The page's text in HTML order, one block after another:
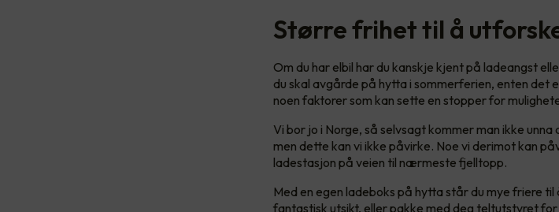
Større frihet til å
Om du har elbil har du kanskje kjent på ladeangst
du skal avgårde på hytta i sommerferien, enten det
noen faktorer som kan sette en stopper for
Vi bor jo i Norge, så selvsagt kommer man ikke
men dette kan vi ikke påvirke. Noe vi derimot kan
ladestasjon på veien til nærmeste fjelltopp.
Med en egen ladeboks på hytta står du mye friere
fantastisk utsikt, eller pakke med deg teltutstyret